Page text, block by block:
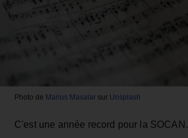
Photo de Marius Masalar sur Unsplash
C'est une année record pour la SOCAN.